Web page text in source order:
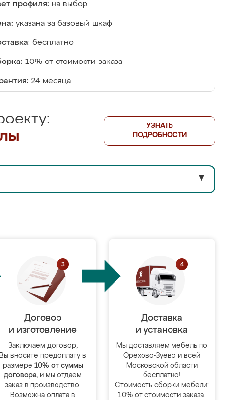
профиля: на выбор
указана за базовый шкаф
бесплатно
10% от стоимости заказа
24 месяца
УЗНАТЬ
ПОДРОБНОСТИ
▼
Договор
и изготовление
Заключаем договор,
Вы вносите предоплату в
размере 10% от суммы
договора, и мы отдаём
заказ в производство.
Возможна оплата в
Доставка
и установка
Мы доставляем мебель по
Орехово-Зуево и всей
Московской области
бесплатно!
Стоимость сборки мебели:
10% от стоимости заказа.